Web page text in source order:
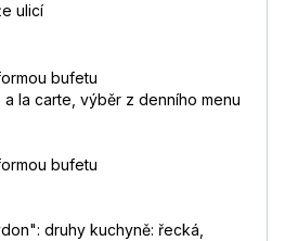
ulicí
bufetu
la carte, výběr z denního menu
bufetu
druhy kuchyně: řecká,